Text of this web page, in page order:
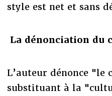
style est net et sans
La dénonciation du
L’auteur dénonce "le
substituant à la